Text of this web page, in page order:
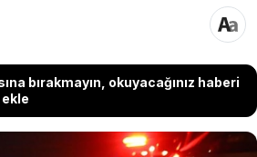
bırakmayın, okuyacağınız haberi